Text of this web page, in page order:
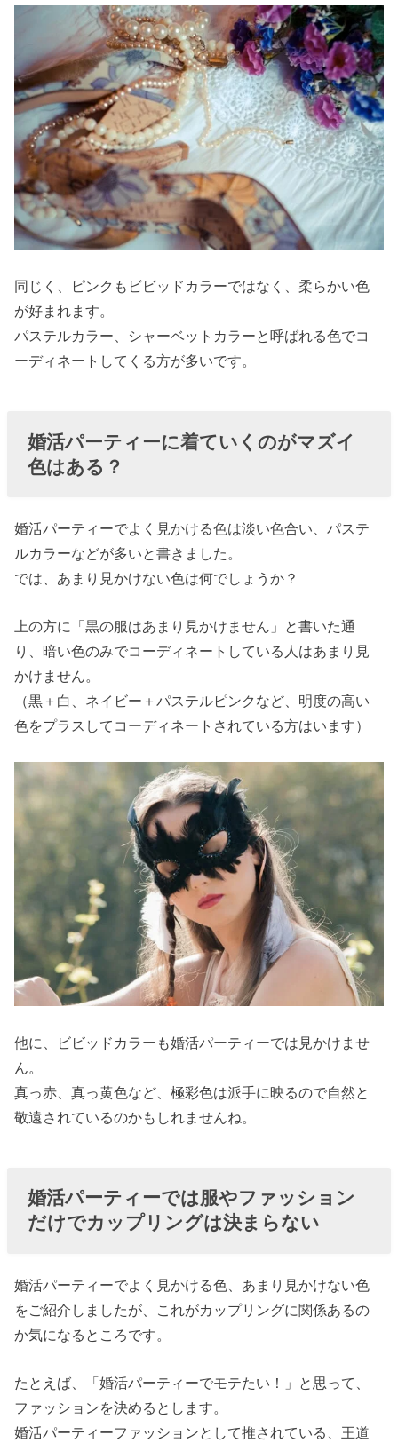
同じく、ピンクもビビッドカラーではなく、柔らかい色
が好まれます。
パステルカラー、シャーベットカラーと呼ばれる色でコ
ーディネートしてくる方が多いです。
婚活パーティーに着ていくのがマズイ
色はある？
婚活パーティーでよく見かける色は淡い色合い、パステ
ルカラーなどが多いと書きました。
では、あまり見かけない色は何でしょうか？
上の方に「黒の服はあまり見かけません」と書いた通
り、暗い色のみでコーディネートしている人はあまり見
かけません。
（黒＋白、ネイビー＋パステルピンクなど、明度の高い
色をプラスしてコーディネートされている方はいます）
他に、ビビッドカラーも婚活パーティーでは見かけませ
ん。
真っ赤、真っ黄色など、極彩色は派手に映るので自然と
敬遠されているのかもしれませんね。
婚活パーティーでは服やファッション
だけでカップリングは決まらない
婚活パーティーでよく見かける色、あまり見かけない色
をご紹介しましたが、これがカップリングに関係あるの
か気になるところです。
たとえば、「婚活パーティーでモテたい！」と思って、
ファッションを決めるとします。
婚活パーティーファッションとして推されている、王道